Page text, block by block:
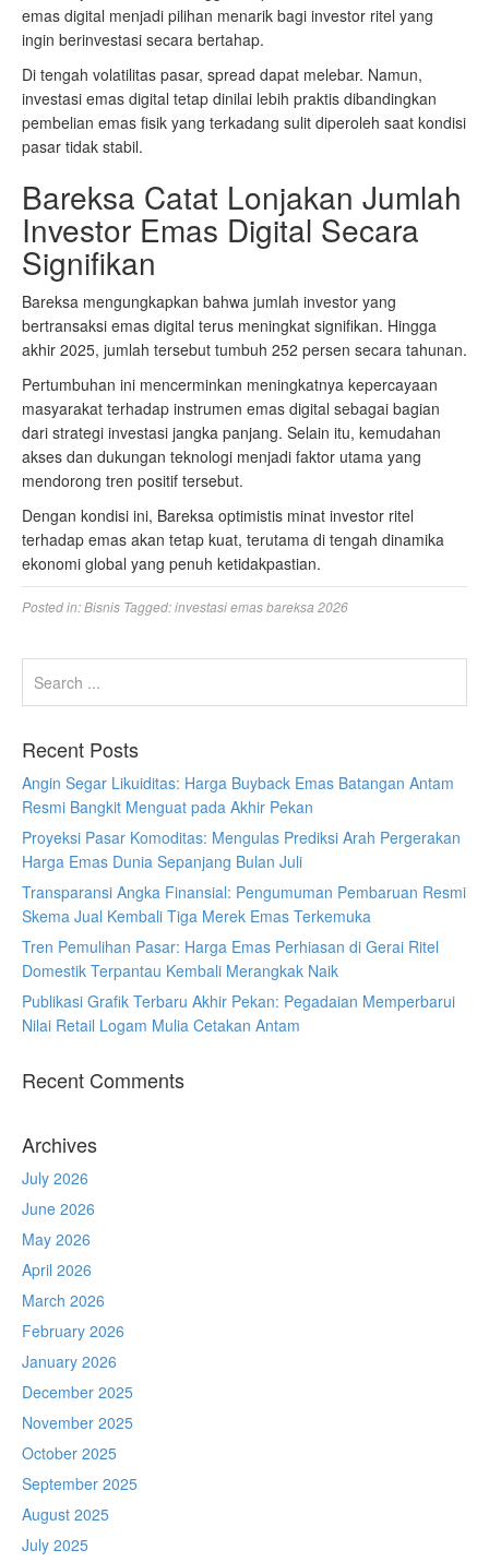
emas digital menjadi pilihan menarik bagi investor ritel yang
ingin berinvestasi secara bertahap.
Di tengah volatilitas pasar, spread dapat melebar. Namun,
investasi emas digital tetap dinilai lebih praktis dibandingkan
pembelian emas fisik yang terkadang sulit diperoleh saat kondisi
pasar tidak stabil.
Bareksa Catat Lonjakan Jumlah
Investor Emas Digital Secara
Signifikan
Bareksa mengungkapkan bahwa jumlah investor yang
bertransaksi emas digital terus meningkat signifikan. Hingga
akhir 2025, jumlah tersebut tumbuh 252 persen secara tahunan.
Pertumbuhan ini mencerminkan meningkatnya kepercayaan
masyarakat terhadap instrumen emas digital sebagai bagian
dari strategi investasi jangka panjang. Selain itu, kemudahan
akses dan dukungan teknologi menjadi faktor utama yang
mendorong tren positif tersebut.
Dengan kondisi ini, Bareksa optimistis minat investor ritel
terhadap emas akan tetap kuat, terutama di tengah dinamika
ekonomi global yang penuh ketidakpastian.
Posted in:Bisnis Tagged:investasi emas bareksa 2026
Recent Posts
Angin Segar Likuiditas: Harga Buyback Emas Batangan Antam
Resmi Bangkit Menguat pada Akhir Pekan
Proyeksi Pasar Komoditas: Mengulas Prediksi Arah Pergerakan
Harga Emas Dunia Sepanjang Bulan Juli
Transparansi Angka Finansial: Pengumuman Pembaruan Resmi
Skema Jual Kembali Tiga Merek Emas Terkemuka
Tren Pemulihan Pasar: Harga Emas Perhiasan di Gerai Ritel
Domestik Terpantau Kembali Merangkak Naik
Publikasi Grafik Terbaru Akhir Pekan: Pegadaian Memperbarui
Nilai Retail Logam Mulia Cetakan Antam
Recent Comments
Archives
July 2026
June 2026
May 2026
April 2026
March 2026
February 2026
January 2026
December 2025
November 2025
October 2025
September 2025
August 2025
July 2025